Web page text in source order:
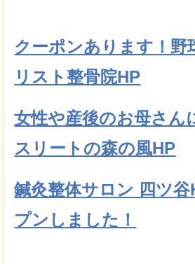
クーポンあります！野
リスト整骨院HP
女性や産後のお母さん
スリートの森の風HP
鍼灸整体サロン 四ツ
プンしました！